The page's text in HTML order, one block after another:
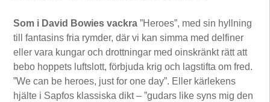
Som i David Bowies vackra ”Heroes”, med sin hyllning
till fantasins fria rymder, där vi kan simma med delfiner
eller vara kungar och drottningar med oinskränkt rätt att
bebo hoppets luftslott, förbjuda krig och lagstifta om fred.
”We can be heroes, just for one day”. Eller kärlekens
hjälte i Sapfos klassiska dikt – ”gudars like syns mig den